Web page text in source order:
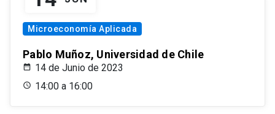
Microeconomía Aplicada
Pablo Muñoz, Universidad de Chile
14 de Junio de 2023
14:00 a 16:00